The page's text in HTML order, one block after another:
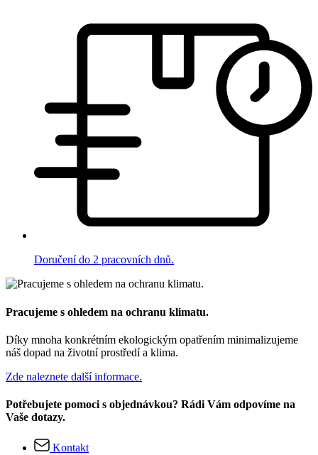
Doručení do 2 pracovních dnů.
Pracujeme s ohledem na ochranu klimatu.
Díky mnoha konkrétním ekologickým opatřením minimalizujeme
náš dopad na životní prostředí a klima.
Zde naleznete další informace.
Potřebujete pomoci s objednávkou? Rádi Vám odpovíme na
Vaše dotazy.
Kontakt